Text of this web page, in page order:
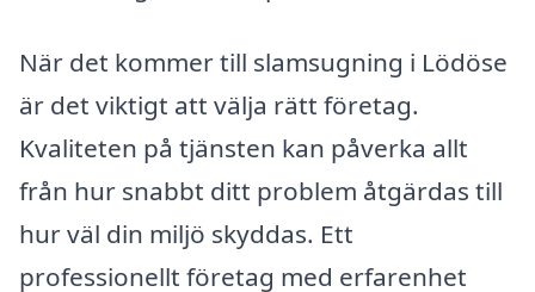
När det kommer till slamsugning i Lödöse
är det viktigt att välja rätt företag.
Kvaliteten på tjänsten kan påverka allt
från hur snabbt ditt problem åtgärdas till
hur väl din miljö skyddas. Ett
professionellt företag med erfarenhet